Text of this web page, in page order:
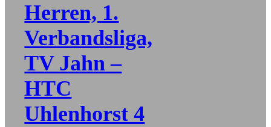
Herren, 1.
Verbandsliga,
TV Jahn –
HTC
Uhlenhorst 4